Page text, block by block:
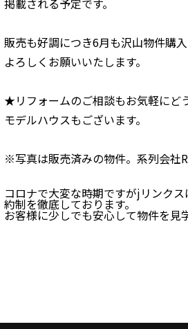
販売も好調につき6月も沢山物件購入
よろしくお願いいたします。
★リフォームのご相談もお気軽にど
モデルハウスもございます。
※写真は販売済みの物件。系列会社
コロナで大変な時期ですがjリンク
約制を徹底しております。
お客様に少しでも安心して物件を見